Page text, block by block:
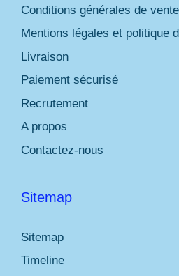
Conditions générales de
Mentions légales et politique
Livraison
Paiement sécurisé
Recrutement
A propos
Contactez-nous
Sitemap
Sitemap
Timeline